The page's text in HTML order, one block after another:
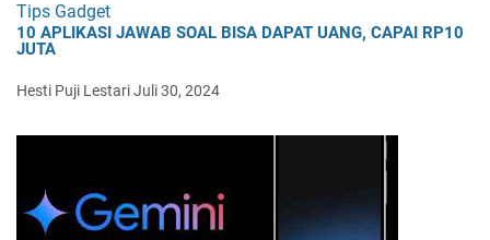
Tips Gadget
10 APLIKASI JAWAB SOAL BISA DAPAT UANG, CAPAI RP10
JUTA
Hesti Puji LestariJuli 30, 2024